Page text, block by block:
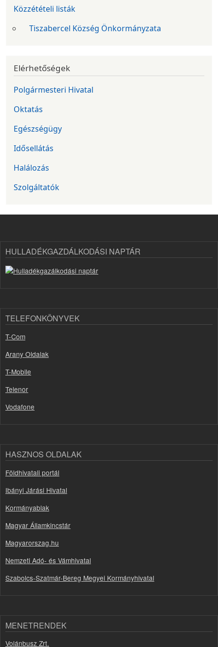
Közzétételi listák
Tiszabercel Község Önkormányzata
Elérhetőségek
Polgármesteri Hivatal
Oktatás
Egészségügy
Idősellátás
Halálozás
Szolgáltatók
HULLADÉKGAZDÁLKODÁSI NAPTÁR
TELEFONKÖNYVEK
T-Com
Arany Oldalak
T-Mobile
Telenor
Vodafone
HASZNOS OLDALAK
Földhivatali portál
Ibányi Járási Hivatal
Kormányablak
Magyar Államkincstár
Magyarorszag.hu
Nemzeti Adó- és Vámhivatal
Szabolcs-Szatmár-Bereg Megyei Kormányhivatal
MENETRENDEK
Volánbusz Zrt.